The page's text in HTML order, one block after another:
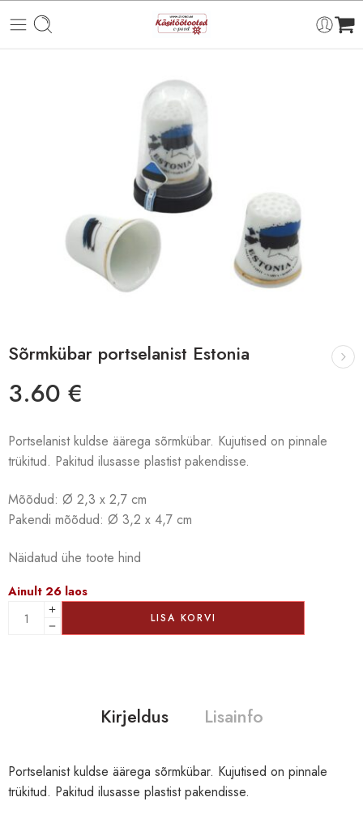
Sõrmkübar portselanist Estonia
3.60 €
Portselanist kuldse äärega sõrmkübar. Kujutised on pinnale
trükitud. Pakitud ilusasse plastist pakendisse.
Mõõdud: Ø 2,3 x 2,7 cm
Pakendi mõõdud: Ø 3,2 x 4,7 cm
Näidatud ühe toote hind
Ainult 26 laos
LISA KORVI
Kirjeldus Lisainfo
Portselanist kuldse äärega sõrmkübar. Kujutised on pinnale
trükitud. Pakitud ilusasse plastist pakendisse.